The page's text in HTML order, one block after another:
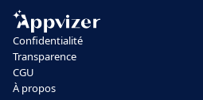
Confidentialité
Transparence
CGU
À propos